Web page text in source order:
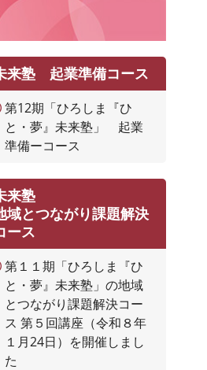
来塾 起業準備コース
第12期「ひろしま『ひ
と・夢』未来塾」 起業
準備ーコース
来塾
域とつながり課題解決
ース
第１１期「ひろしま『ひ
と・夢』未来塾」の地域
とつながり課題解決コー
ス 第５回講座（令和８年
１月24日）を開催しまし
た